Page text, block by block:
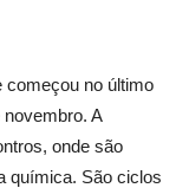
começou no último
A
onde são
química. São ciclos